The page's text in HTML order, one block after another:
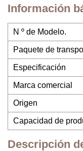
Información
N º de Modelo.
Paquete de
Especificación
Marca comercial
Origen
Capacidad de
Descripción